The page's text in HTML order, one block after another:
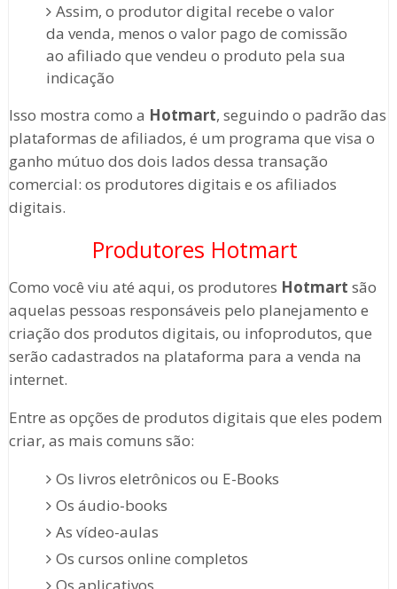
Assim, o produtor digital recebe o valor
da venda, menos o valor pago de comissão
ao afiliado que vendeu o produto pela sua
indicação
Isso mostra como a Hotmart, seguindo o padrão das
plataformas de afiliados, é um programa que visa o
ganho mútuo dos dois lados dessa transação
comercial: os produtores digitais e os afiliados
digitais.
Produtores Hotmart
Como você viu até aqui, os produtores Hotmart são
aquelas pessoas responsáveis pelo planejamento e
criação dos produtos digitais, ou infoprodutos, que
serão cadastrados na plataforma para a venda na
internet.
Entre as opções de produtos digitais que eles podem
criar, as mais comuns são:
Os livros eletrônicos ou E-Books
Os áudio-books
As vídeo-aulas
Os cursos online completos